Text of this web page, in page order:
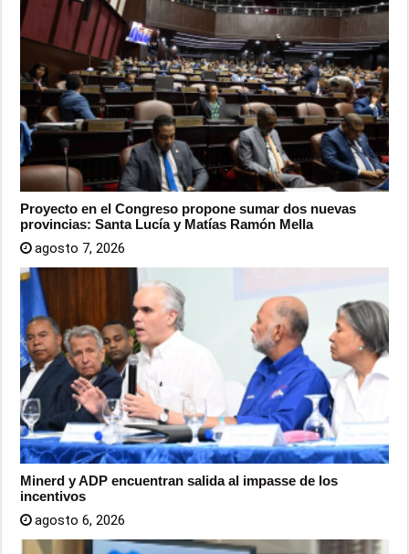
Proyecto en el Congreso propone sumar dos nuevas
provincias: Santa Lucía y Matías Ramón Mella
agosto 7, 2026
Minerd y ADP encuentran salida al impasse de los
incentivos
agosto 6, 2026